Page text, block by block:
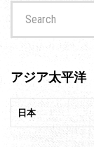
アジア太平洋
日本